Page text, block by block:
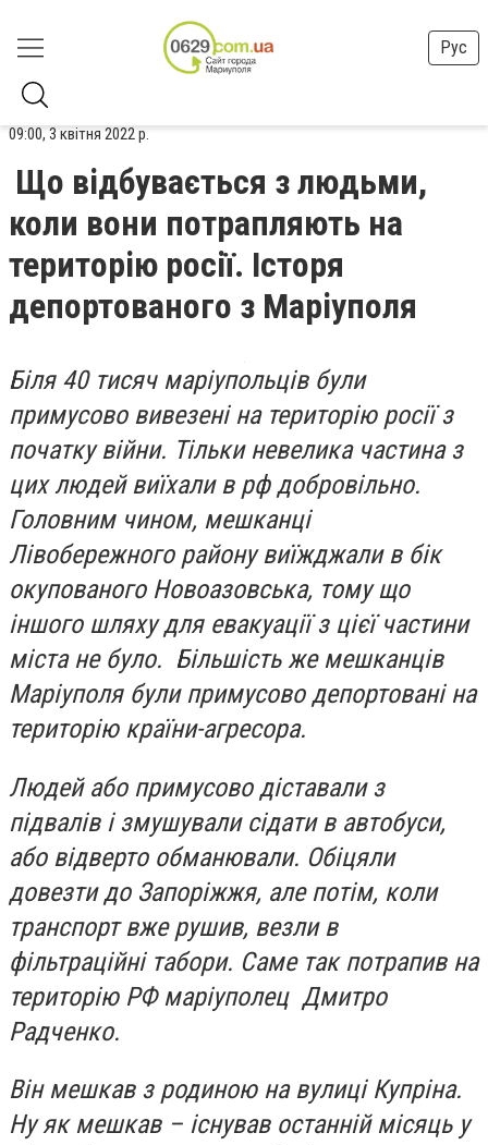
Рус
09:00, 3 квітня 2022 р.
Що відбувається з людьми,
коли вони потрапляють на
територію росії. Історя
депортованого з Маріуполя
Біля 40 тисяч маріупольців були
примусово вивезені на територію росії з
початку війни. Тільки невелика частина з
цих людей виїхали в рф добровільно.
Головним чином, мешканці
Лівобережного району виїжджали в бік
окупованого Новоазовська, тому що
іншого шляху для евакуації з цієї частини
міста не було. Більшість же мешканців
Маріуполя були примусово депортовані на
територію країни-агресора.
Людей або примусово діставали з
підвалів і змушували сідати в автобуси,
або відверто обманювали. Обіцяли
довезти до Запоріжжя, але потім, коли
транспорт вже рушив, везли в
фільтраційні табори. Саме так потрапив на
територію РФ маріуполец Дмитро
Радченко.
Він мешкав з родиною на вулиці Купріна.
Ну як мешкав – існував останній місяць у